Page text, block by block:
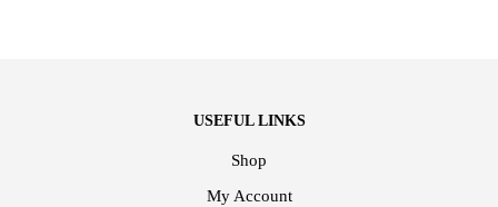
USEFUL LINKS
Shop
My Account